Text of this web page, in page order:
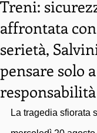
Treni:
affrontata
serietà,
pensare solo
responsabilità
La tragedia sfiorata